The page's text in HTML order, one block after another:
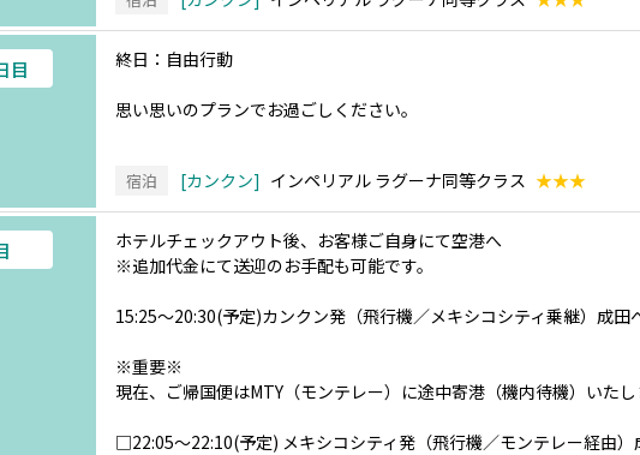
目 終日：自由行動
思い思いのプランでお過ごしください。
宿泊 カンクン インペリアル ラグーナ同等クラス ★★★
ホテルチェックアウト後、お客様ご自身にて空港へ
※追加代金にて送迎のお手配も可能です。
15:25～20:30(予定)カンクン発（飛行機／メキシコシティ乗継）成田
※重要※
現在、ご帰国便はMTY（モンテレー）に途中寄港（機内待機）いたし
□22:05～22:10(予定) メキシコシティ発（飛行機／モンテレー経由）